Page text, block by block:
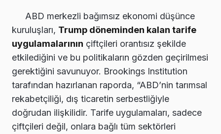
ABD merkezli bağımsız ekonomi düşünce
kuruluşları, Trump döneminden kalan tarife
uygulamalarının çiftçileri orantısız şekilde
etkilediğini ve bu politikaların gözden geçirilmesi
gerektiğini savunuyor. Brookings Institution
tarafından hazırlanan raporda, “ABD’nin tarımsal
rekabetçiliği, dış ticaretin serbestliğiyle
doğrudan ilişkilidir. Tarife uygulamaları, sadece
çiftçileri değil, onlara bağlı tüm sektörleri